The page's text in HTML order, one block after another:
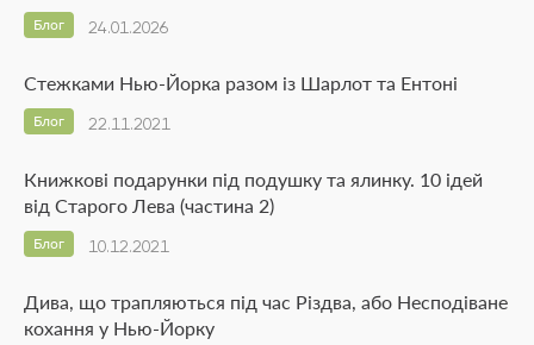
24.01.2026
Блог
Стежками Нью-Йорка разом із Шарлот та Ентоні
22.11.2021
Блог
Книжкові подарунки під подушку та ялинку. 10 ідей
від Старого Лева (частина 2)
10.12.2021
Блог
Дива, що трапляються під час Різдва, або Несподіване
кохання у Нью-Йорку